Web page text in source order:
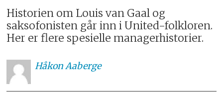
Historien om Louis van Gaal og
saksofonisten går inn i United-folkloren.
Her er flere spesielle managerhistorier.
HåkonAaberge